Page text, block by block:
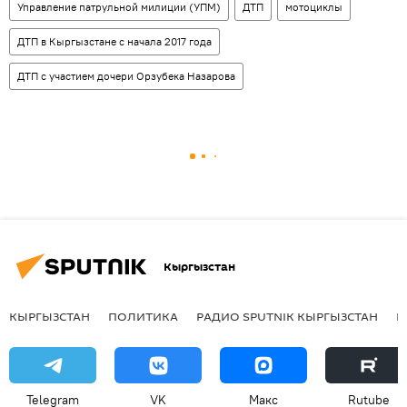
Управление патрульной милиции (УПМ) ДТП мотоциклы
ДТП в Кыргызстане с начала 2017 года
ДТП с участием дочери Орзубека Назарова
Кыргызстан
КЫРГЫЗСТАН ПОЛИТИКА РАДИО SPUTNIK КЫРГЫЗСТАН
Telegram VK Макс Rutube